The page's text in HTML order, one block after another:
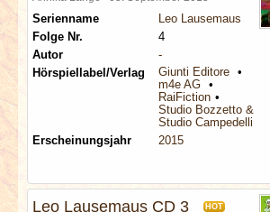
Serienname
Leo Lausemaus
Folge Nr.
4
Autor
-
Hörspiellabel/Verlag
Giunti Editore
m4e AG
RaiFiction
Studio Bozzetto & Co
Studio Campedelli
Erscheinungsjahr
2015
Leo Lausemaus CD 3 HOT